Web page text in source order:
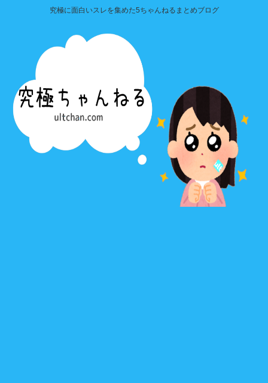
究極に面白いスレを集めた5ちゃんねるまとめブログ